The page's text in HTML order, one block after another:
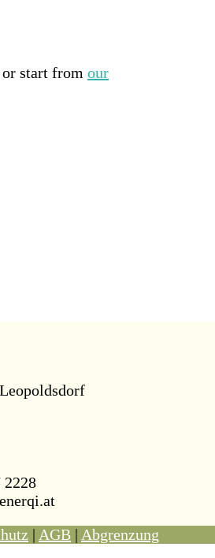
or start from our
2228
| AGB | Abgrenzung